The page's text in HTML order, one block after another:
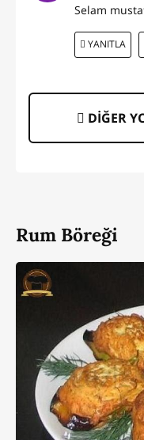
Selam
YANITLA
DİĞER
Rum Böreği